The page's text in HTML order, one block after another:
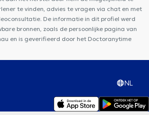
te vinden, advies te vragen via chat en met
De informatie in dit profiel werd
bronnen, zoals de persoonlijke pagina van
en is geverifieerd door het Doctoranytime
NL